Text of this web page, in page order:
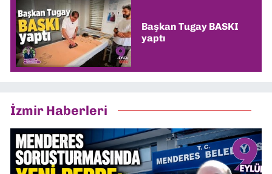
Başkan Tugay BASKI
yaptı
İzmir Haberleri